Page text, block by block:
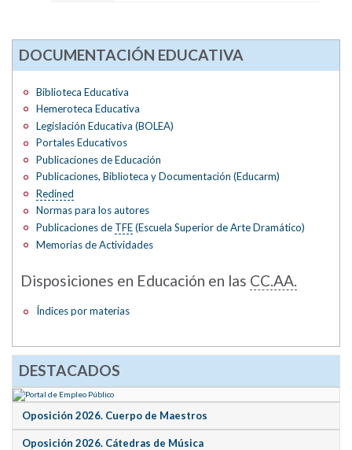
DOCUMENTACIÓN EDUCATIVA
Biblioteca Educativa
Hemeroteca Educativa
Legislación Educativa (BOLEA)
Portales Educativos
Publicaciones de Educación
Publicaciones, Biblioteca y Documentación (Educarm)
Redined
Normas para los autores
Publicaciones de TFE(Escuela Superior de Arte Dramático)
Memorias de Actividades
Disposiciones en Educación en las CC.AA.
Índices por materias
DESTACADOS
Oposición 2026. Cuerpo de Maestros
Oposición 2026. Cátedras de Música